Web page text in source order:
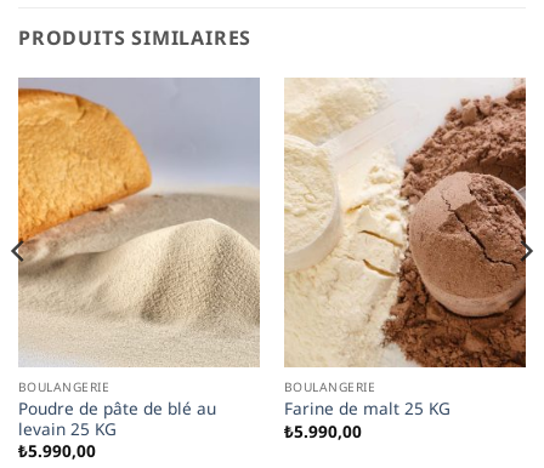
PRODUITS SIMILAIRES
BOULANGERIE
Poudre de pâte de blé au
levain 25 KG
₺5.990,00
BOULANGERIE
Farine de malt 25 KG
₺5.990,00